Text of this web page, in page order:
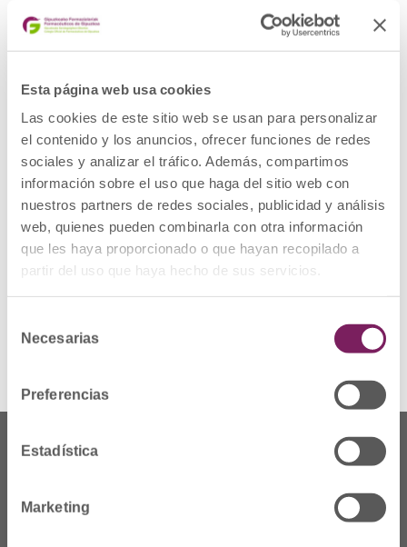
Esta página web usa cookies
Las cookies de este sitio web se usan para personalizar
el contenido y los anuncios, ofrecer funciones de redes
sociales y analizar el tráfico. Además, compartimos
información sobre el uso que haga del sitio web con
nuestros partners de redes sociales, publicidad y análisis
web, quienes pueden combinarla con otra información
que les haya proporcionado o que hayan recopilado a
partir del uso que haya hecho de sus servicios.
Necesarias
Preferencias
Estadística
Marketing
inspectoras en las instalaciones citadas, de
LABORATORIOS QUIMIPLAS, S.L., actualmente
en el mismo domicilio también figura
BELLSOLÁ FITOTERAPIA S.L.
QUIMIPLAS S.L., no han presentado
Declaración Responsable de actividades de
fabricación de productos cosméticos en la
Agencia Española de Medicamentos y
Productos Sanitarios.
ALERTA
COSMETICOS
LABORATORIOS
QUIMIPLAS
1 file(s)
186.48 KB
Deskargatu